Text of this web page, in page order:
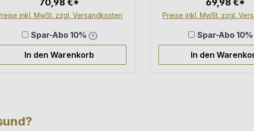
70,98 €*
inkl. MwSt. zzgl. Versandkosten
Spar-Abo 10%
In den Warenkorb
69,98 €*
Preise inkl. MwSt. zzgl.
Spar-Abo 10%
In den